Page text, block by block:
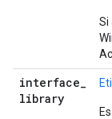
Si
interface_
library